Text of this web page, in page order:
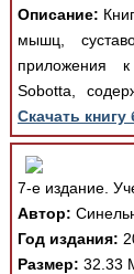
Описание:
мышц,
приложения
Sobotta,
Скачать книгу
7-е издание.
Автор:
Год издания:
Размер: 32.33